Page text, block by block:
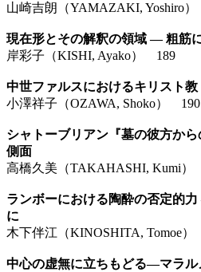
山崎吉朗（YAMAZAKI, Yoshiro
現在形とその解釈の領域 ― 粗筋
岸彩子（KISHI, Ayako） 189
中世ファルスにおけるキリスト教
小澤祥子（OZAWA, Shoko） 190
シャトーブリアン『墓の彼方か
側面
高橋久美（TAKAHASHI, Kumi）
ランボーにおける陶酔の否定的
に
木下伴江（KINOSHITA, Tomoe
中心の虚無に立ちもどる―マラ